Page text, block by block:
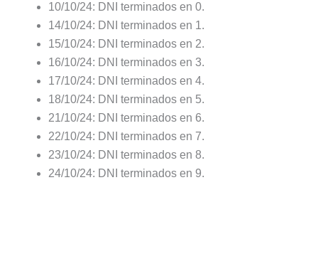
10/10/24: DNI terminados en 0.
14/10/24: DNI terminados en 1.
15/10/24: DNI terminados en 2.
16/10/24: DNI terminados en 3.
17/10/24: DNI terminados en 4.
18/10/24: DNI terminados en 5.
21/10/24: DNI terminados en 6.
22/10/24: DNI terminados en 7.
23/10/24: DNI terminados en 8.
24/10/24: DNI terminados en 9.